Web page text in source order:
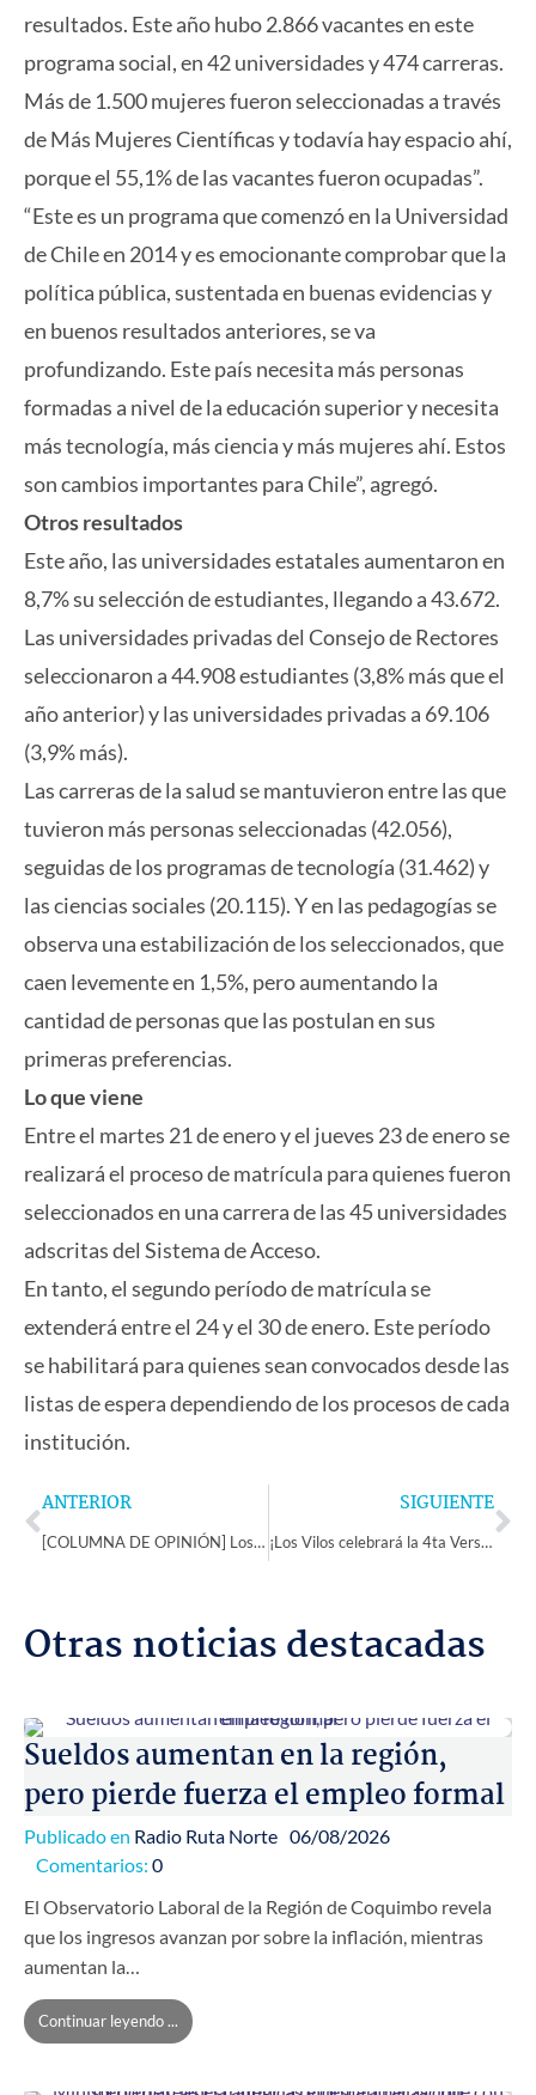
resultados. Este año hubo 2.866 vacantes en este
programa social, en 42 universidades y 474 carreras.
Más de 1.500 mujeres fueron seleccionadas a través
de Más Mujeres Científicas y todavía hay espacio ahí,
porque el 55,1% de las vacantes fueron ocupadas”.
“Este es un programa que comenzó en la Universidad
de Chile en 2014 y es emocionante comprobar que la
política pública, sustentada en buenas evidencias y
en buenos resultados anteriores, se va
profundizando. Este país necesita más personas
formadas a nivel de la educación superior y necesita
más tecnología, más ciencia y más mujeres ahí. Estos
son cambios importantes para Chile”, agregó.
Otros resultados
Este año, las universidades estatales aumentaron en
8,7% su selección de estudiantes, llegando a 43.672.
Las universidades privadas del Consejo de Rectores
seleccionaron a 44.908 estudiantes (3,8% más que el
año anterior) y las universidades privadas a 69.106
(3,9% más).
Las carreras de la salud se mantuvieron entre las que
tuvieron más personas seleccionadas (42.056),
seguidas de los programas de tecnología (31.462) y
las ciencias sociales (20.115). Y en las pedagogías se
observa una estabilización de los seleccionados, que
caen levemente en 1,5%, pero aumentando la
cantidad de personas que las postulan en sus
primeras preferencias.
Lo que viene
Entre el martes 21 de enero y el jueves 23 de enero se
realizará el proceso de matrícula para quienes fueron
seleccionados en una carrera de las 45 universidades
adscritas del Sistema de Acceso.
En tanto, el segundo período de matrícula se
extenderá entre el 24 y el 30 de enero. Este período
se habilitará para quienes sean convocados desde las
listas de espera dependiendo de los procesos de cada
institución.
Prev
ANTERIOR
[COLUMNA DE OPINIÓN] Los resultados PAES 2025, ¿son un reflejo de los determinantes sociales de la salud?
SIGUIENTE
¡Los Vilos celebrará la 4ta Versión de la Carbonada de Locos Más Grande de Chile!
Otras noticias destacadas
Sueldos aumentan en la región,
pero pierde fuerza el empleo formal
Publicado en Radio Ruta Norte 06/08/2026
Comentarios: 0
El Observatorio Laboral de la Región de Coquimbo revela
que los ingresos avanzan por sobre la inflación, mientras
aumentan la…
Continuar leyendo ...